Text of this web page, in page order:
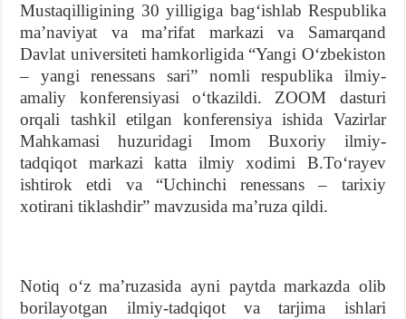
Mustaqilligining 30 yilligiga bagʻishlab Respublika
maʼnaviyat va maʼrifat markazi va Samarqand
Davlat universiteti hamkorligida “Yangi Oʻzbekiston
– yangi renessans sari” nomli respublika ilmiy-
amaliy konferensiyasi oʻtkazildi. ZOOM dasturi
orqali tashkil etilgan konferensiya ishida Vazirlar
Mahkamasi huzuridagi Imom Buxoriy ilmiy-
tadqiqot markazi katta ilmiy xodimi B.Toʻrayev
ishtirok etdi va “Uchinchi renessans – tarixiy
xotirani tiklashdir” mavzusida maʼruza qildi.
Notiq oʻz maʼruzasida ayni paytda markazda olib
borilayotgan ilmiy-tadqiqot va tarjima ishlari